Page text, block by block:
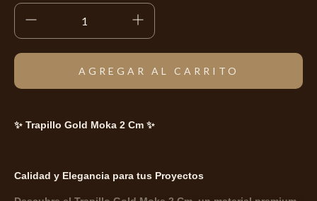
✨ Trapillo Gold Moka 2 Cm ✨
Calidad y Elegancia para tus Proyectos